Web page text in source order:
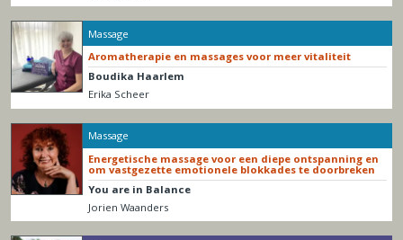
Massage
Aromatherapie en massages voor meer vitaliteit
Boudika Haarlem
Erika Scheer
Massage
Energetische massage voor een diepe ontspanning en
om vastgezette emotionele blokkades te doorbreken
You are in Balance
Jorien Waanders